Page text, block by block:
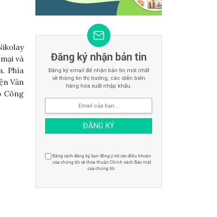
và
Phía
Văn
Công
Đăng ký nhận bản tin
Đăng ký email để nhận bản tin mới nhất
về thông tin thị trường, các diễn biến
hàng hóa xuất nhập khẩu.
Bằng cách đăng ký, bạn đồng ý với các điều khoản
của chúng tôi và thỏa thuận Chính sách Bảo mật
của chúng tôi.